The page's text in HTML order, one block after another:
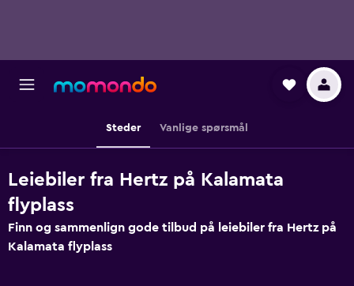
Steder Vanlige spørsmål
Leiebiler fra Hertz på Kalamata
flyplass
Finn og sammenlign gode tilbud på leiebiler fra Hertz på
Kalamata flyplass